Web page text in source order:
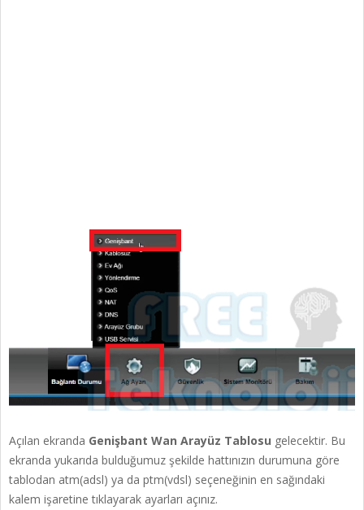
Açılan ekranda Genişbant Wan Arayüz Tablosu gelecektir. Bu
ekranda yukarıda bulduğumuz şekilde hattınızın durumuna göre
tablodan atm(adsl) ya da ptm(vdsl) seçeneğinin en sağındaki
kalem işaretine tıklayarak ayarları açınız.